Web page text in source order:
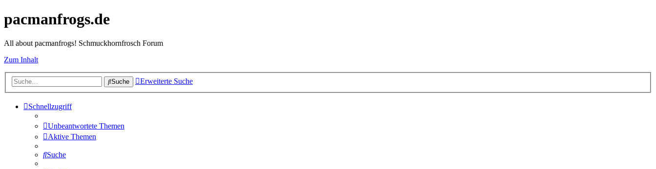
pacmanfrogs.de
All about pacmanfrogs! Schmuckhornfrosch Forum
Zum Inhalt
Suche Erweiterte Suche
Schnellzugriff
Unbeantwortete Themen
Aktive Themen
Suche